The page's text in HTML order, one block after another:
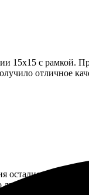
15х15 с
отличное
остались только
дней пришла